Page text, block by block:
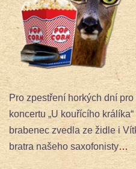
Pro zpestření horkých dní
koncertu „U kouřícího
brabenec zvedla ze židle i
bratra našeho saxofonisty…